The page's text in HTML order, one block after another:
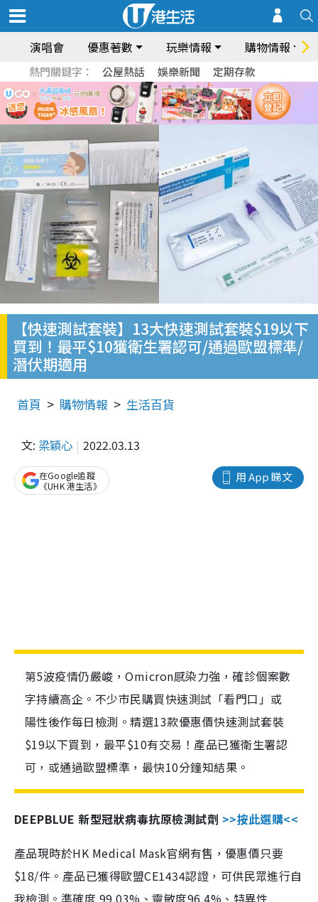
演唱會 優惠著數 玩樂情報 購物情報
熱門關鍵字： 公屋熱話 娛樂新聞 定期存款
【快速測試套裝】13大快速測試套裝$19以下
買到！最平$10獲衛生署認可/通過歐盟標準/
潛伏期適用
首頁 購物情報 生活百貨
文: 梁穎心 2022.03.13
用 App 睇文
在Google追蹤
《UHK 港生活》
第5波疫情仍嚴峻，Omicron感染力強，確診個案數
字持續高企。不少市民購買快速測試「看門口」或
陽性後作每日檢測。精選13款優惠價快速測試套裝
$19以下買到，最平$10有交易！產品已獲衛生署認
可，或通過歐盟標準，最快10分鐘知結果。
DEEPBLUE 新型冠狀病毒抗原檢測試劑 >>按此選購<<
產品現時於HK Medical Mask官網有售，優惠價只要
$18/件。產品已獲得歐盟CE1434認證，可供民眾進行自
我檢測。準確度 99.03%、靈敏度96.4%、特異性